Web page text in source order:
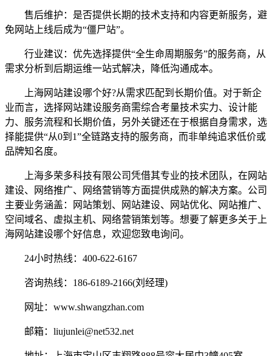
售后维护：是否提供长期的技术支持和内容更新服务，避
免网站上线后成为“僵尸站”。
行业建议：优先选择提供“全生命周期服务”的服务商，从
需求分析到后期运维一站式解决，降低沟通成本。
上海网站建设哪个好?从需求匹配到长期价值。对于新企
业而言，选择网站建设服务商需综合考量技术实力、设计能
力、服务流程和长期价值，另外关键还在于根据自身需求，选
择能提供“从0到1”全链路支持的服务商，而非单纯追求低价或
品牌知名度。
上海多荣多科技有限公司凭借其专业的技术团队，在网站
建设、网络推广、网络营销等方面提供成熟的解决方案。公司
主要业务涵盖：网站策划、网站建设、网站优化、网站推广、
空间域名、虚拟主机、网络营销策划等。想要了解更多关于上
海网站建设哪个好信息，欢迎您致电询问。
24小时热线：400-622-6167
咨询热线：186-6189-2166(刘经理)
网址：www.shwangzhan.com
邮箱：liujunlei@net532.net